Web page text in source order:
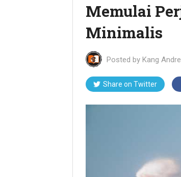
Memulai
Minimalis
Posted by Kang Andre
Share on Twitter